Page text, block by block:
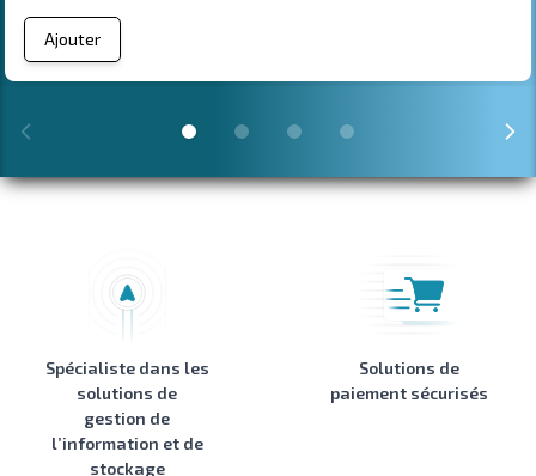
Ajouter
Spécialiste dans les
solutions de
gestion de
l’information et de
stockage
Solutions de
paiement sécurisés